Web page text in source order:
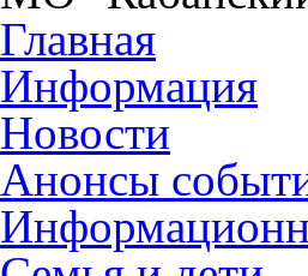
Главная
Информация
Новости
Анонсы